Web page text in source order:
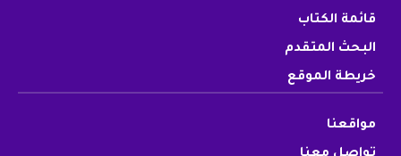
قائمة الكتاب
البحث المتقدم
خريطة الموقع
مواقعنا